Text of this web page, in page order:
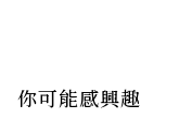
你可能感興趣